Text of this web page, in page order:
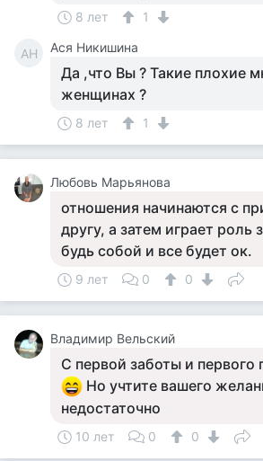
8 лет 1
АН Ася Никишина
Да ,что Вы ? Такие плохие
женщинах ?
8 лет 1
Любовь Марьянова
отношения начинаются с
другу, а затем играет роль
будь собой и все будет ок.
9 лет 0 0
Владимир Вельский
С первой заботы и первого
Но учтите вашего
недостаточно
10 лет 0 0